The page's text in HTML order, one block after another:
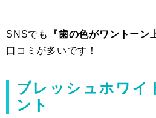
SNSでも 『歯の色がワントーン
口コミが多いです！
ブレッシュホワイ
ント